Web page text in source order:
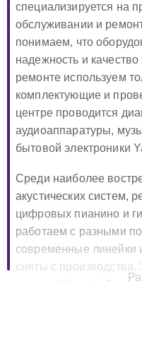
специализируется на
обслуживании и
понимаем, что
надежность и
ремонте используем
комплектующие и
центре проводится
аудиоаппаратуры,
бытовой электроники
Среди наиболее
акустических систем,
цифровых пианино и
работаем с разными
современные линейки
сняты с
техники Yamaha быть